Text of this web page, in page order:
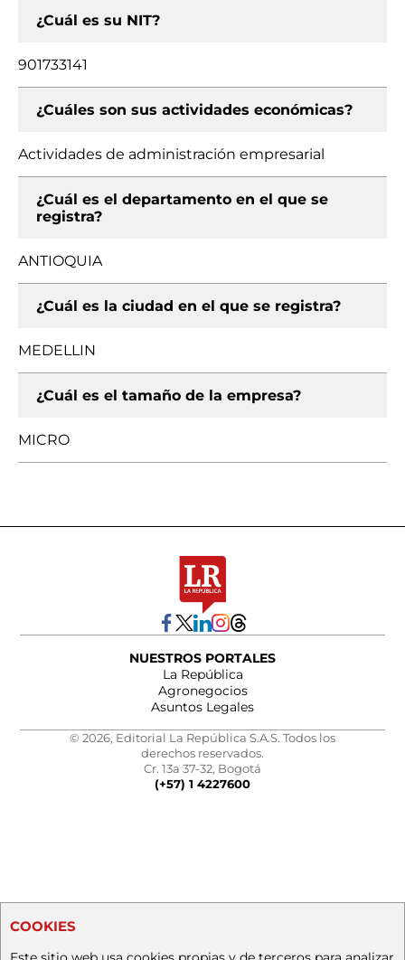
¿Cuál es su NIT?
901733141
¿Cuáles son sus actividades económicas?
Actividades de administración empresarial
¿Cuál es el departamento en el que se
registra?
ANTIOQUIA
¿Cuál es la ciudad en el que se registra?
MEDELLIN
¿Cuál es el tamaño de la empresa?
MICRO
NUESTROS PORTALES
La República
Agronegocios
Asuntos Legales
© 2026, Editorial La República S.A.S. Todos los
derechos reservados.
Cr. 13a 37-32, Bogotá
(+57) 1 4227600
COOKIES